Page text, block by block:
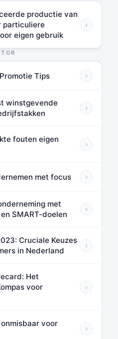
productie van
particuliere
eigen gebruik
›
Tips ›
winstgevende
›
fouten eigen
›
met focus ›
met
SMART-doelen
›
Cruciale Keuzes
in Nederland
›
Het
voor
›
voor
›